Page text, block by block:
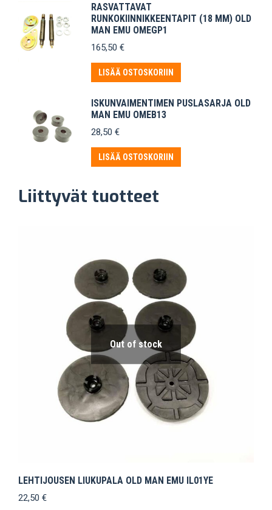
RASVATTAVAT
RUNKOKIINNIKKEENTAPIT (18 MM) OLD
MAN EMU OMEGP1
165,50 €
LISÄÄ OSTOSKORIIN
ISKUNVAIMENTIMEN PUSLASARJA OLD
MAN EMU OMEB13
28,50 €
LISÄÄ OSTOSKORIIN
Liittyvät tuotteet
Out of stock
LEHTIJOUSEN LIUKUPALA OLD MAN EMU IL01YE
22,50 €